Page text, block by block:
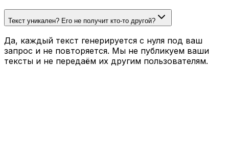
Текст уникален? Его не получит кто-то другой?
Да, каждый текст генерируется с нуля под ваш
запрос и не повторяется. Мы не публикуем ваши
тексты и не передаём их другим пользователям.